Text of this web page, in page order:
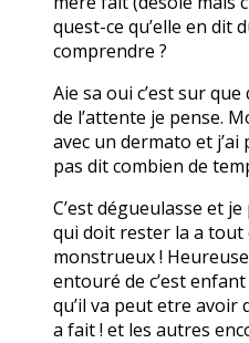
quest-ce qu’elle en dit
comprendre ?
Aie sa oui c’est sur
de l’attente je pense.
avec un dermato et j’ai
pas dit combien de
C’est dégueulasse et
qui doit rester la a tout
monstrueux !
entouré de c’est
qu’il va peut etre avoir
a fait ! et les autres